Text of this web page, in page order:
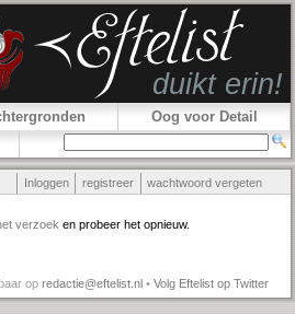
Oog voor Detail
Inloggen registreer wachtwoord vergeten
verzoek en probeer het opnieuw.
op redactie@eftelist.nl • Volg Eftelist op Twitter